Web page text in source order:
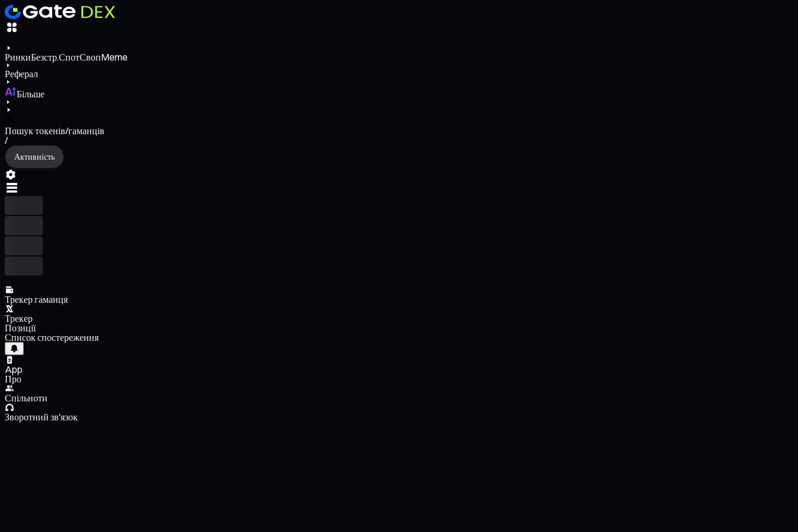
РинкиБезстр.СпотСвопMeme
Реферал
Більше
Пошук токенів/гаманців
/
Активність
Трекер гаманця
Трекер
Позиції
Список спостереження
App
Про
Спільноти
Зворотний зв'язок